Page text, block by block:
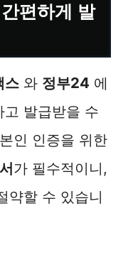
편하게 발
스 와 정부24 에
발급받을 수
인 인증을 위한
가 필수적이니,
약할 수 있습니